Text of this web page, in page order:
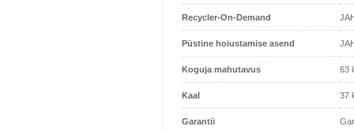
Recycler-On-Demand
Püstine hoiustamise asend
Koguja mahutavus 63
Kaal 37
Garantii